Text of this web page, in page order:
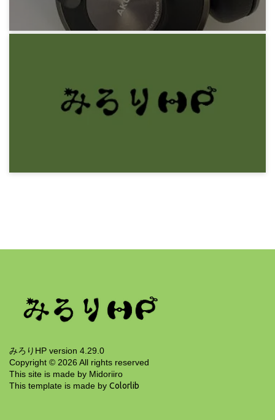
初ヘッドホン AKG K550
みろりHP version 4.29.0
Copyright © 2026 All rights reserved
This site is made by Midoriiro
This template is made by Colorlib